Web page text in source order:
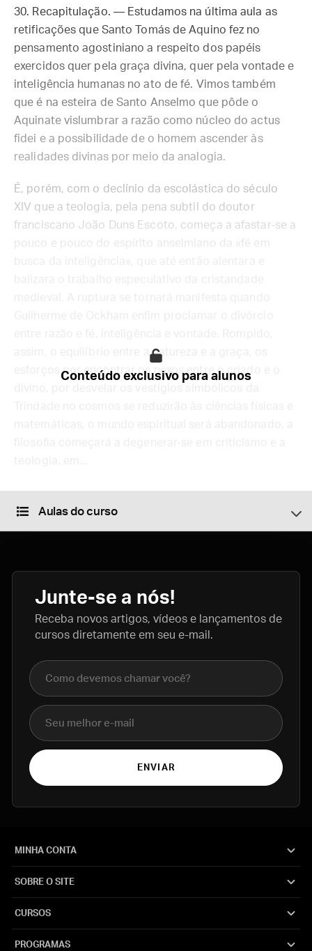
30. Recapitulação. — Estudamos na última aula as
retificações que Santo Tomás de Aquino fez no
pensamento agostiniano a respeito dos papéis
exercidos quer pela graça divina, quer pela vontade e
inteligência humanas no ato de fé. Vimos também
que é na esteira de Santo Anselmo que pôde o
Aquinate vislumbrar a razão como núcleo do actus
fidei e a possibilidade de o homem ascender às
realidades divinas por meio da analogia.
É, porém, com o declínio da escolástica do século
XIV que a teologia, pela pena subtil do doutor
franciscano João Duns Escoto, começa a afastar-se a
pouco e pouco do espírito anselmiano da «fé em
assim, o equilíbrio entre a natureza e a graça, os
esforços por encontrar os nexos entre o criado e o
Conteúdo exclusivo para alunos
Aulas do curso
Junte-se a nós!
Receba novos artigos, vídeos e lançamentos de
cursos diretamente em seu e-mail.
Nome completo
E-mail
ENVIAR
MINHA CONTA
SOBRE O SITE
CURSOS
PROGRAMAS